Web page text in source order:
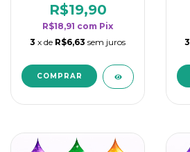
rendimento da
categoria - Neutro
R$19,90
R$18,91 com Pix
3 x de R$6,63 sem juros
3